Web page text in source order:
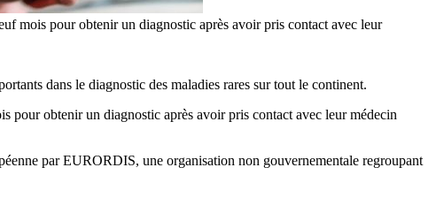
mois pour obtenir un diagnostic après avoir pris contact avec leur
dans le diagnostic des maladies rares sur tout le continent.
pour obtenir un diagnostic après avoir pris contact avec leur médecin
par EURORDIS, une organisation non gouvernementale regroupant